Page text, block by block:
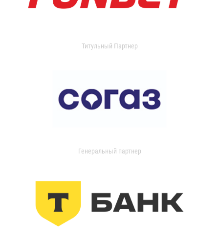
Титульный Партнер
Генеральный партнер